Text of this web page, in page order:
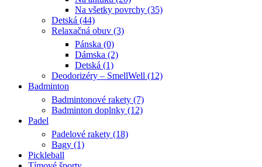
Na všetky povrchy (35)
Detská (44)
Relaxačná obuv (3)
Pánska (0)
Dámska (2)
Detská (1)
Deodorizéry – SmellWell (12)
Badminton
Badmintonové rakety (7)
Badminton doplnky (12)
Padel
Padelové rakety (18)
Bagy (1)
Pickleball